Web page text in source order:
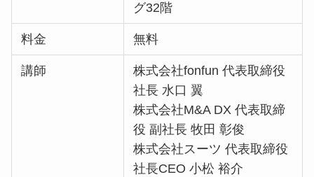
グ32階
料金 無料
講師
株式会社fonfun 代表取締役
社長 水口 翼
株式会社M&A DX 代表取締
役 副社長 牧田 彰俊
株式会社スーツ 代表取締役
社長CEO 小松 裕介